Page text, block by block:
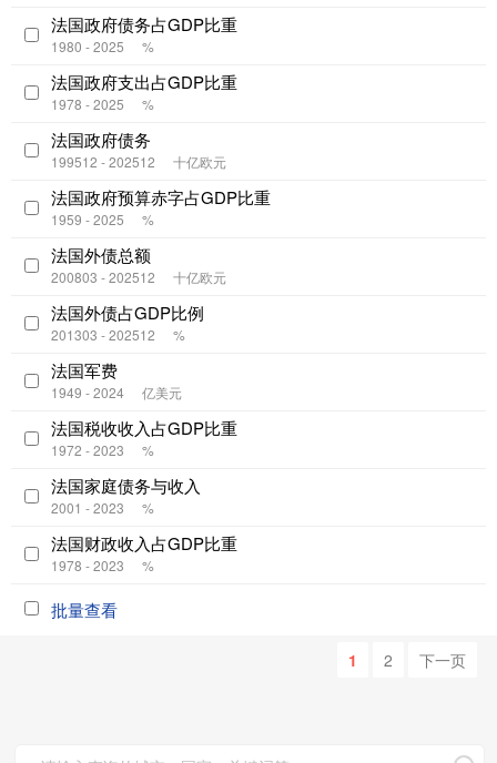
法国政府债务占GDP比重
1980 - 2025 %
法国政府支出占GDP比重
1978 - 2025 %
法国政府债务
199512 - 202512 十亿欧元
法国政府预算赤字占GDP比重
1959 - 2025 %
法国外债总额
200803 - 202512 十亿欧元
法国外债占GDP比例
201303 - 202512 %
法国军费
1949 - 2024 亿美元
法国税收收入占GDP比重
1972 - 2023 %
法国家庭债务与收入
2001 - 2023 %
法国财政收入占GDP比重
1978 - 2023 %
批量查看
1 2 下一页